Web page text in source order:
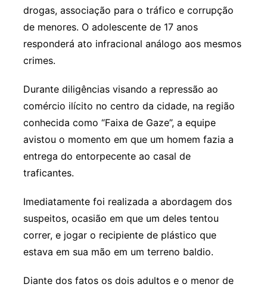
drogas, associação para o tráfico e corrupção
de menores. O adolescente de 17 anos
responderá ato infracional análogo aos mesmos
crimes.
Durante diligências visando a repressão ao
comércio ilícito no centro da cidade, na região
conhecida como “Faixa de Gaze”, a equipe
avistou o momento em que um homem fazia a
entrega do entorpecente ao casal de
traficantes.
Imediatamente foi realizada a abordagem dos
suspeitos, ocasião em que um deles tentou
correr, e jogar o recipiente de plástico que
estava em sua mão em um terreno baldio.
Diante dos fatos os dois adultos e o menor de